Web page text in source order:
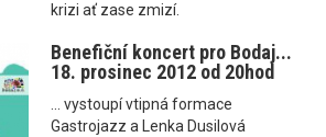
krizi ať zase zmizí.
Benefiční koncert pro Bodaj...
18. prosinec 2012 od 20hod
... vystoupí vtipná formace
Gastrojazz a Lenka Dusilová